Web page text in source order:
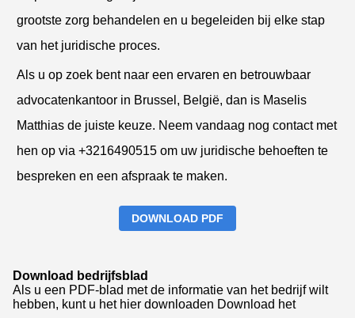
grootste zorg behandelen en u begeleiden bij elke stap
van het juridische proces.
Als u op zoek bent naar een ervaren en betrouwbaar
advocatenkantoor in Brussel, België, dan is Maselis
Matthias de juiste keuze. Neem vandaag nog contact met
hen op via +3216490515 om uw juridische behoeften te
bespreken en een afspraak te maken.
DOWNLOAD PDF
Download bedrijfsblad
Als u een PDF-blad met de informatie van het bedrijf wilt
hebben, kunt u het hier downloaden Download het